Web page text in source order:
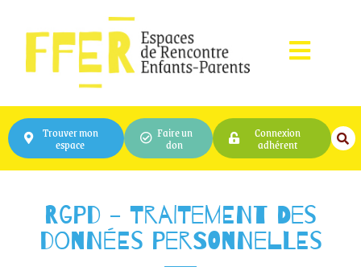
Trouver mon
espace
Faire un
don
Connexion
adhérent
RGPD - Traitement des
données personnelles